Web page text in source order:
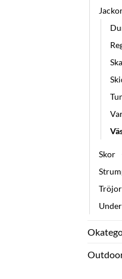
Skor
Tröjor